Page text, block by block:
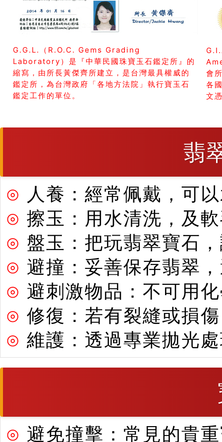
G.G.L.（R.O.C. Gems Grading
Laboratory）是『中華民國珠寶玉石鑑定所』的
縮寫，由所長黃傑齊所建立，是台灣最具權威的
鑑定所，為台灣政府「各地方法院」執行寶玉石
鑑定工作的單位。
會
各
文
翡
⊙ 人養：經常佩戴，可
⊙ 擦玉：用水清洗，及
⊙ 盤玉：把玩翡翠寶石
⊙ 避撞：妥善保存翡翠
⊙ 避刺激物品：不可用
⊙ 修復：若有裂縫或損
⊙ 維護：透過專業拋光
⊙ 避免撞擊：常見的貴